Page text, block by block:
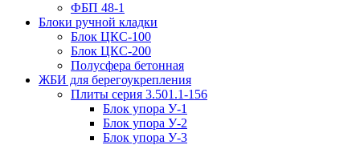
ФБП 48-1
Блоки ручной кладки
Блок ЦКС-100
Блок ЦКС-200
Полусфера бетонная
ЖБИ для берегоукрепления
Плиты серия 3.501.1-156
Блок упора У-1
Блок упора У-2
Блок упора У-3